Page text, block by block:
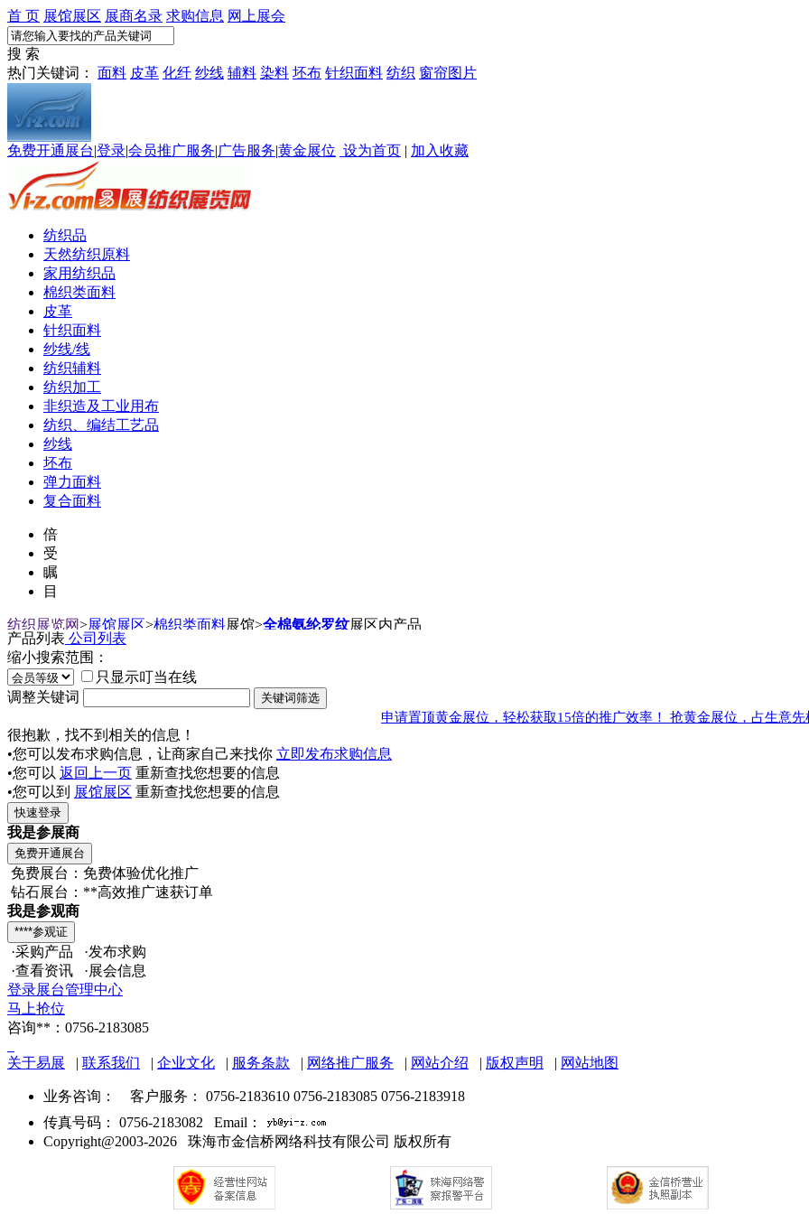
首 页 展馆展区 展商名录 求购信息 网上展会
搜 索
热门关键词： 面料 皮革 化纤 纱线 辅料 染料 坯布 针织面料 纺织 窗帘图片
免费开通展台|登录|会员推广服务|广告服务|黄金展位 设为首页 | 加入收藏
纺织品
天然纺织原料
家用纺织品
棉织类面料
皮革
针织面料
纱线/线
纺织辅料
纺织加工
非织造及工业用布
纺织、编结工艺品
纱线
坯布
弹力面料
复合面料
倍
受
瞩
目
纺织展览网>展馆展区>棉织类面料展馆>全棉氨纶罗纹展区内产品
产品列表 公司列表
缩小搜索范围：
只显示叮当在线
调整关键词
申请置顶黄金展位，轻松获取15倍的推广效率！ 抢黄金展位，占生意先
很抱歉，找不到相关的信息！
•您可以发布求购信息，让商家自己来找你 立即发布求购信息
•您可以 返回上一页 重新查找您想要的信息
•您可以到 展馆展区 重新查找您想要的信息
我是参展商
免费展台：免费体验优化推广
钻石展台：**高效推广速获订单
我是参观商
·采购产品 ·发布求购
·查看资讯 ·展会信息
登录展台管理中心
马上抢位
咨询**：0756-2183085
关于易展 | 联系我们 | 企业文化 | 服务条款 | 网络推广服务 | 网站介绍 | 版权声明 | 网站地图
业务咨询：
客户服务： 0756-2183610 0756-2183085 0756-2183918
传真号码： 0756-2183082 Email：
Copyright@2003-2026 珠海市金信桥网络科技有限公司 版权所有